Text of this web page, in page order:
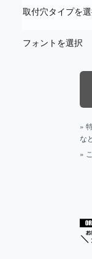
取付穴タイプを
フォントを選択
»
な
»